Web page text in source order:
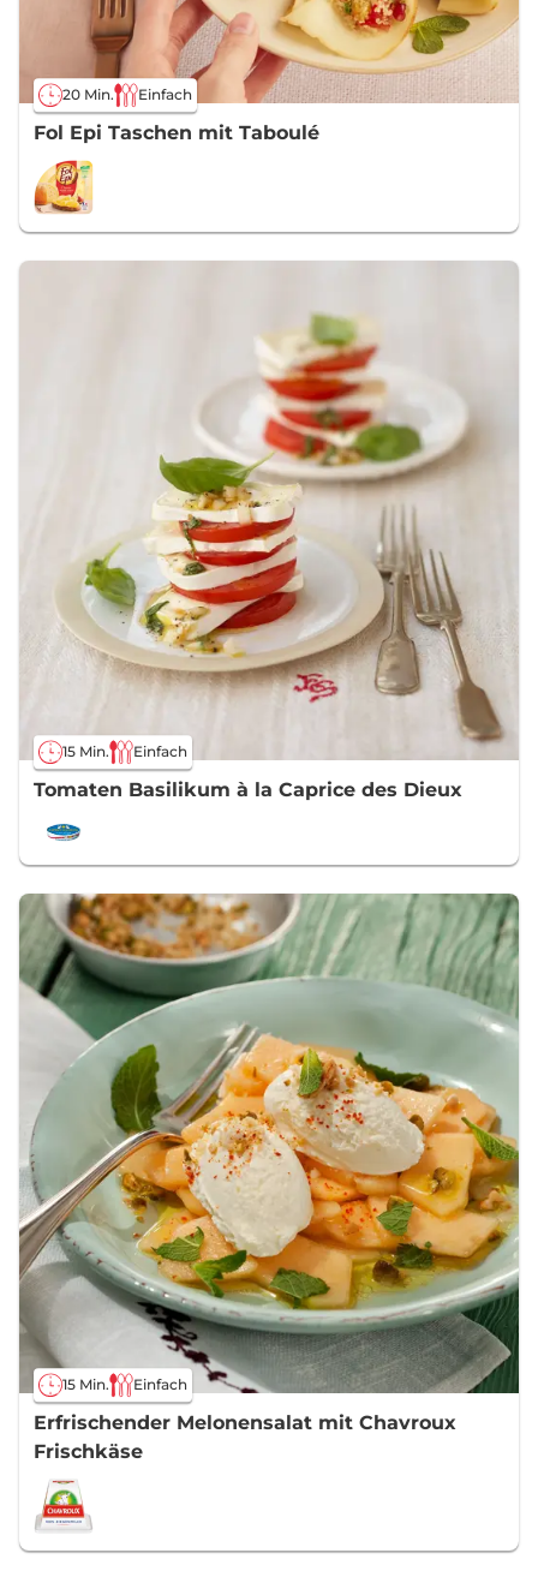
20 Min. Einfach
Fol Epi Taschen mit Taboulé
15 Min. Einfach
Tomaten Basilikum à la Caprice des Dieux
15 Min. Einfach
Erfrischender Melonensalat mit Chavroux
Frischkäse